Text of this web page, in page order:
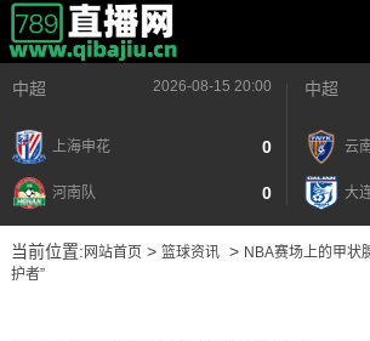
中超 2026-08-15 20:00
上海申花 0
河南队 0
中超
云
大
当前位置: 网站首页> 篮球资讯> NBA赛场上的甲状
护者”